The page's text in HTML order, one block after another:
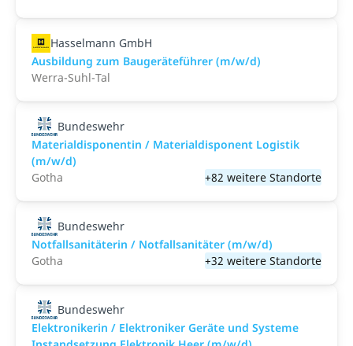
Hasselmann GmbH
Ausbildung zum Baugeräteführer (m/w/d)
Werra-Suhl-Tal
Bundeswehr
Materialdisponentin / Materialdisponent Logistik
(m/w/d)
Gotha
+82 weitere Standorte
Bundeswehr
Notfallsanitäterin / Notfallsanitäter (m/w/d)
Gotha
+32 weitere Standorte
Bundeswehr
Elektronikerin / Elektroniker Geräte und Systeme